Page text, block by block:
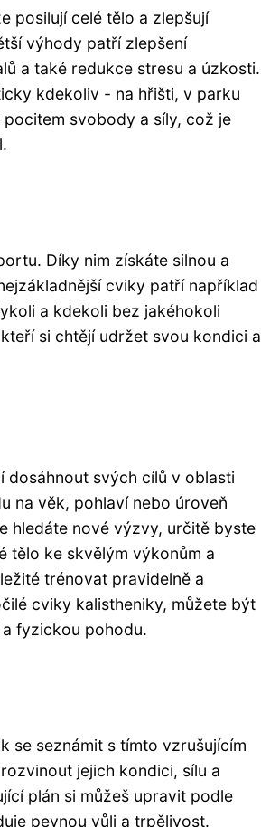
posilují celé tělo a zlepšují
výhody patří zlepšení
a také redukce stresu a úzkosti.
kdekoliv - na hřišti, v parku
svobody a síly, což je
Díky nim získáte silnou a
cviky patří například
a kdekoli bez jakéhokoli
si chtějí udržet svou kondici a
svých cílů v oblasti
na věk, pohlaví nebo úroveň
hledáte nové výzvy, určitě byste
tělo ke skvělým výkonům a
trénovat pravidelně a
cviky kalistheniky, můžete být
fyzickou pohodu.
se seznámit s tímto vzrušujícím
jejich kondici, sílu a
plán si můžeš upravit podle
pevnou vůli a trpělivost.